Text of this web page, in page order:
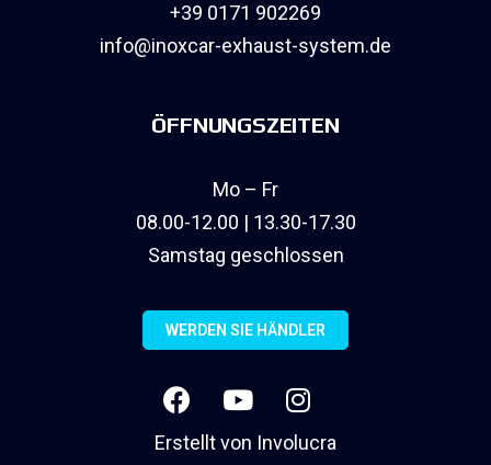
+39 0171 902269
info@inoxcar-exhaust-system.de
ÖFFNUNGSZEITEN
Mo – Fr
08.00-12.00 | 13.30-17.30
Samstag geschlossen
WERDEN SIE HÄNDLER
Erstellt von Involucra